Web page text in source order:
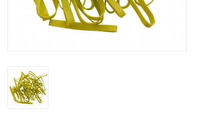
Sonderangebot!